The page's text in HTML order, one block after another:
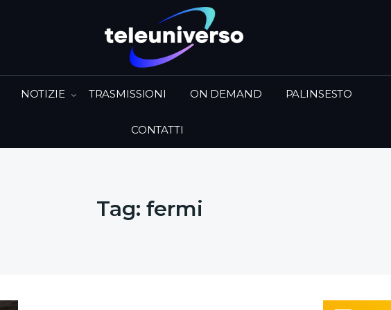
NOTIZIE TRASMISSIONI ON DEMAND PALINSESTO
CONTATTI
Tag: fermi